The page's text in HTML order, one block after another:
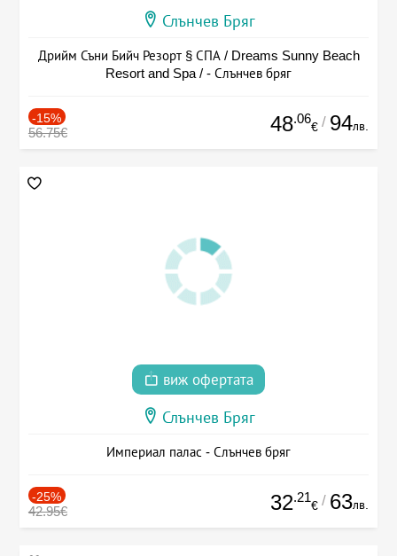
Слънчев Бряг
Дрийм Съни Бийч Резорт § СПА / Dreams Sunny Beach
Resort and Spa / - Слънчев бряг
-15%
56.75€ 48.06
€ / 94лв.
виж офертата
Слънчев Бряг
Империал палас - Слънчев бряг
-25%
42.95€ 32.21
€ / 63лв.